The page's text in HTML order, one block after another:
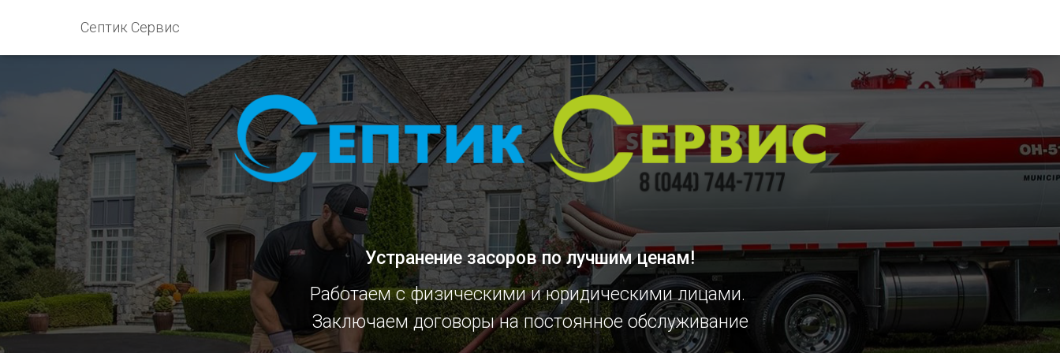
Септик Сервис
Устранение засоровпо лучшим ценам!
Работаем с физическими и юридическими лицами.
Заключаем договоры на постоянное обслуживание